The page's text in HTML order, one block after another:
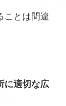
ことは間違
に適切な広